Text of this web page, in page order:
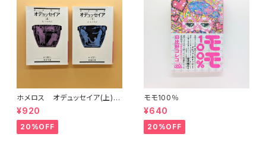
ホメロス オデュッセイア(上)
(下) （岩波文庫）
¥920
20%OFF
モモ100％
¥640
20%OFF